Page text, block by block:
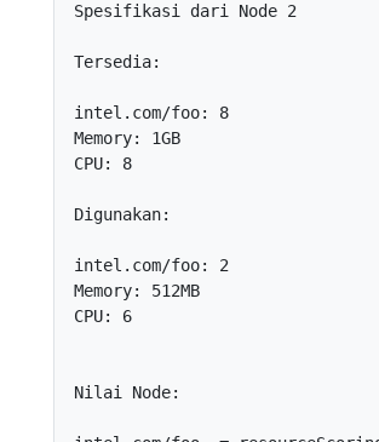
Spesifikasi dari Node 2
Tersedia:
intel.com/foo: 8
Memory: 1GB
CPU: 8
Digunakan:
intel.com/foo: 2
Memory: 512MB
CPU: 6
Nilai Node: